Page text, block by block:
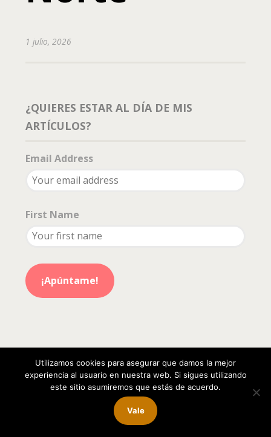
1 julio, 2026
¿QUIERES ESTAR AL DÍA DE MIS
ARTÍCULOS?
Email Address
First Name
PERRO INQUIETO © 2026. ALL RIGHTS RESERVED.
POLITICA DE PRIVACIDAD-AVISO LEGAL
Utilizamos cookies para asegurar que damos la mejor
experiencia al usuario en nuestra web. Si sigues utilizando
este sitio asumiremos que estás de acuerdo.
Vale